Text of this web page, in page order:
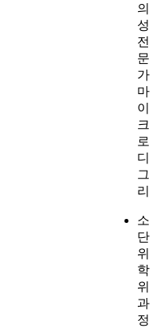
의
성
전
문
가
마
이
크
로
디
그
리
소
단
위
학
위
과
정